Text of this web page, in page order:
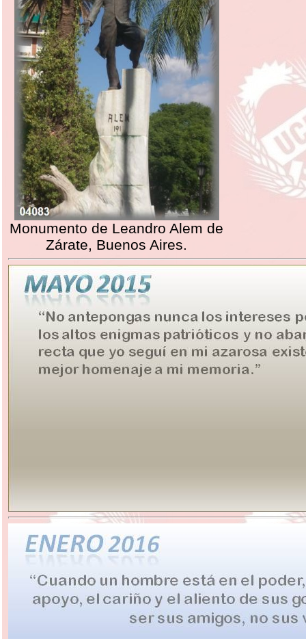
Monumento de Leandro Alem de
Zárate, Buenos Aires.